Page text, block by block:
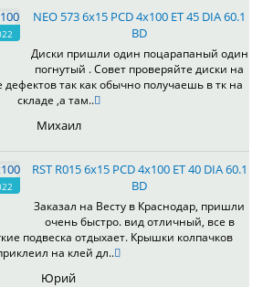
NEO 573 6x15 PCD 4x100 ET 45 DIA 60.1
BD
Диски пришли один поцарапаный один
погнутый . Совет проверяйте диски на
дефектов так как обычно получаешь в тк на
складе ,а там..
Михаил
RST R015 6x15 PCD 4x100 ET 40 DIA 60.1
BD
Заказал на Весту в Краснодар, пришли
очень быстро. вид отличный, все в
подвеска отдыхает. Крышки колпачков
на клей дл..
Юрий